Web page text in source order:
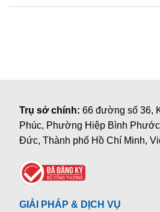
Trụ sở chính:66 đường số 36,
Phúc, Phường Hiệp Bình
Đức, Thành phố Hồ Chí Minh,
GIẢI PHÁP & DỊCH VỤ